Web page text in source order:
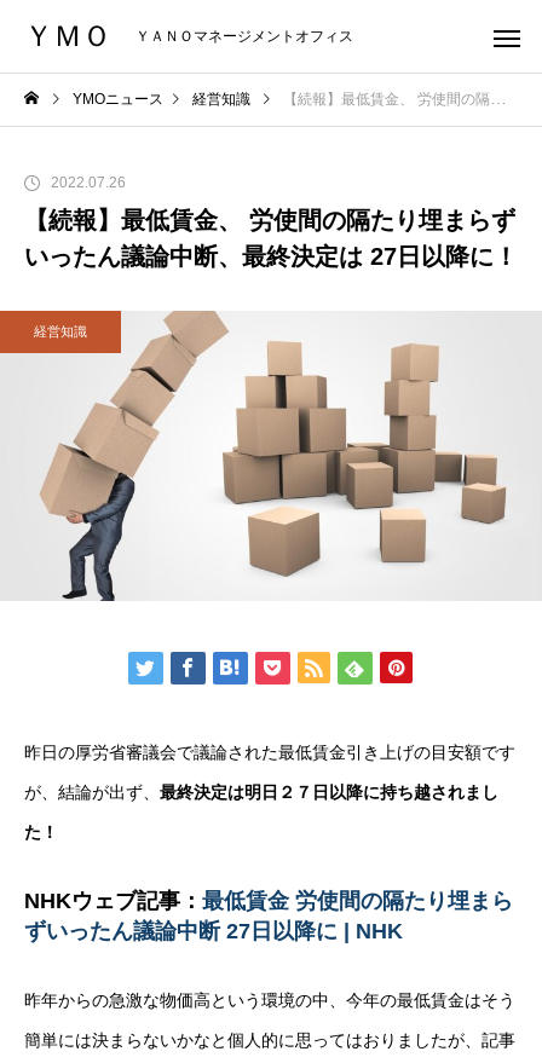
ＹＭＯ ＹＡＮＯマネージメントオフィス
YMOニュース 経営知識 【続報】最低賃金、 労使間の隔たり埋まらずいったん議論中断、最終決定は 27日以降に！
2022.07.26
【続報】最低賃金、 労使間の隔たり埋まらず
いったん議論中断、最終決定は 27日以降に！
経営知識
昨日の厚労省審議会で議論された最低賃金引き上げの目安額です
が、結論が出ず、 最終決定は明日２７日以降に持ち越されまし
た！
NHKウェブ記事： 最低賃金 労使間の隔たり埋まら
ずいったん議論中断 27日以降に | NHK
昨年からの急激な物価高という環境の中、今年の最低賃金はそう
簡単には決まらないかなと個人的に思ってはおりましたが、記事